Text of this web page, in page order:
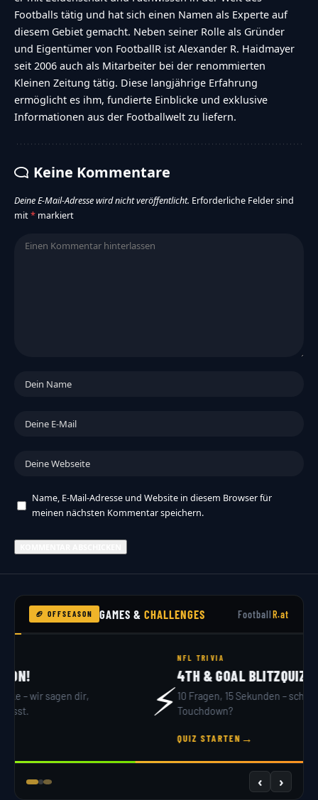
Footballs tätig und hat sich einen Namen als Experte auf
diesem Gebiet gemacht. Neben seiner Rolle als Gründer
und Eigentümer von FootballR ist Alexander R. Haidmayer
seit 2006 auch als Mitarbeiter bei der renommierten
Kleinen Zeitung tätig. Diese langjährige Erfahrung
ermöglicht es ihm, fundierte Einblicke und exklusive
Informationen aus der Footballwelt zu liefern.
Keine Kommentare
Deine E-Mail-Adresse wird nicht veröffentlicht. Erforderliche Felder sind
mit* markiert
Name, E-Mail-Adresse und Website in diesem Browser für
meinen nächsten Kommentar speichern.
🏈 OFFSEASON GAMES &CHALLENGES FootballR.at
🏟️
DRAFT SIMULATOR
32 Teams, 7 Runden – du bist GM. Hol dir dein
‹ ›